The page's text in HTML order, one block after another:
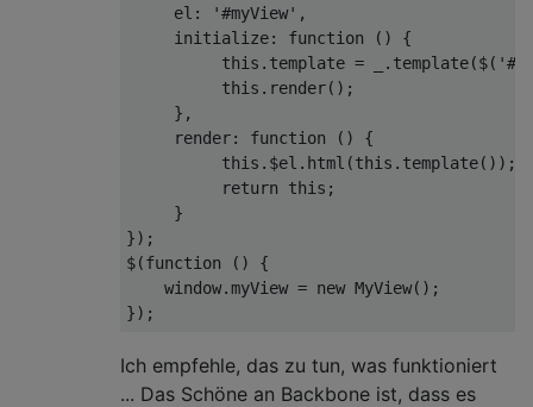
el : '#myView' ,
initialize: function ( ) {
this .template = _.template($(
this .render();
     },
render: function ( ) {
this .$el.html(this .template());
return
this ;
     }
});
$(function ( ) {
window.myView = new MyView();
Ich empfehle, das zu tun, was funktioniert
... Das Schöne an Backbone ist, dass es